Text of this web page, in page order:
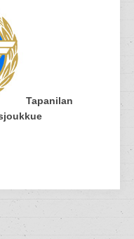
Tapanilan